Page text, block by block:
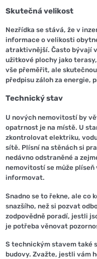
Skutečná velikost
Nezřídka se stává, že v
informace o velikosti
atraktivnější. Často bývají
užitkové plochy jako
vše přeměřit, ale
předpisu záloh za energie,
Technický stav
U nových nemovitostí by
opatrnost je na místě. U
zkontrolovat elektriku,
sítě. Plísní na stěnách si
nedávno odstraněné a
nemovitostí se může
informovat.
Snadno se to řekne, ale co
snazšího, než si pozvat
zodpovědně poradí, jestli
je potřeba věnovat
S technickým stavem také
budovy. Zvažte, jestli vám